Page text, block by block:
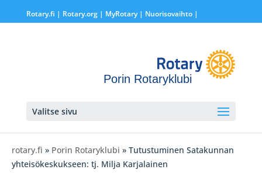
Rotary.fi | Rotary.org| MyRotary | Nuorisovaihto|
Porin Rotaryklubi
Valitse sivu
rotary.fi » Porin Rotaryklubi » Tutustuminen Satakunnan
yhteisökeskukseen: tj. Milja Karjalainen